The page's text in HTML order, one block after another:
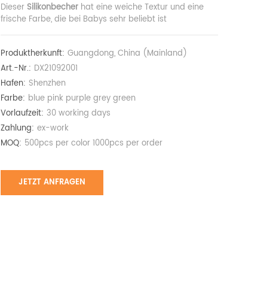
Dieser Silikonbecher hat eine weiche Textur und eine
frische Farbe, die bei Babys sehr beliebt ist
Produktherkunft: Guangdong, China (Mainland)
Art.-Nr.: DX21092001
Hafen: Shenzhen
Farbe: blue pink purple grey green
Vorlaufzeit: 30 working days
Zahlung: ex-work
MOQ: 500pcs per color 1000pcs per order
JETZT ANFRAGEN